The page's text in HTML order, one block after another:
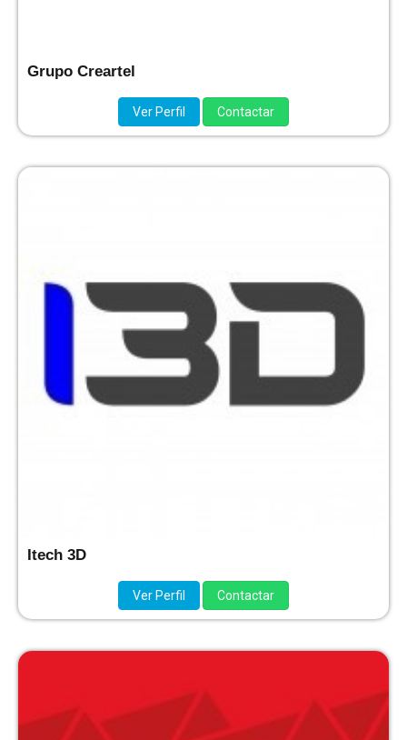
Grupo Creartel
Ver Perfil Contactar
Itech 3D
Ver Perfil Contactar